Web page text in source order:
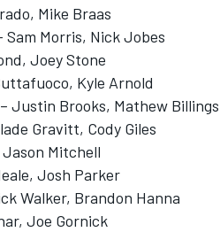
Mike Braas
Morris, Nick Jobes
Joey Stone
Kyle Arnold
Justin Brooks, Mathew
Gravitt, Cody Giles
Jason Mitchell
Josh Parker
Walker, Brandon Hanna
Joe Gornick